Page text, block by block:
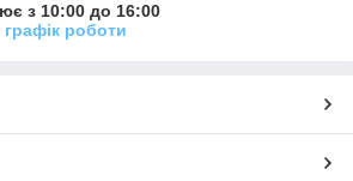
з 10:00 до 16:00
роботи